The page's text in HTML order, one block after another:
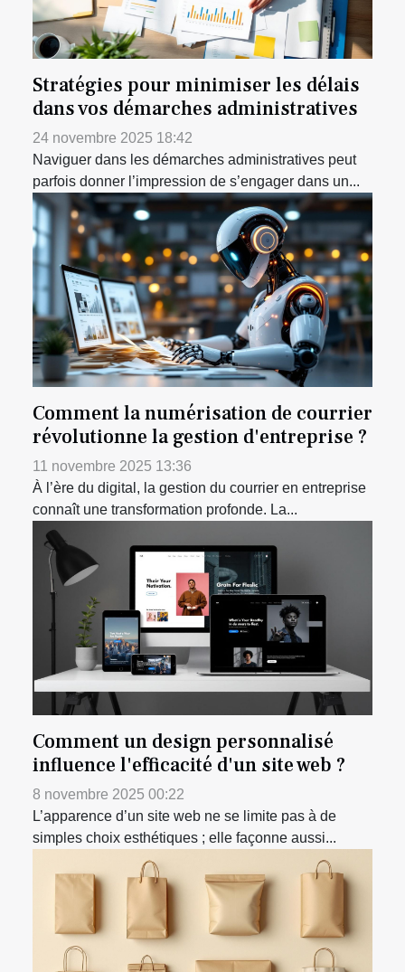
Stratégies pour minimiser les délais
dans vos démarches administratives
24 novembre 2025 18:42
Naviguer dans les démarches administratives peut
parfois donner l’impression de s’engager dans un...
Comment la numérisation de courrier
révolutionne la gestion d'entreprise ?
11 novembre 2025 13:36
À l’ère du digital, la gestion du courrier en entreprise
connaît une transformation profonde. La...
Comment un design personnalisé
influence l'efficacité d'un site web ?
8 novembre 2025 00:22
L’apparence d’un site web ne se limite pas à de
simples choix esthétiques ; elle façonne aussi...